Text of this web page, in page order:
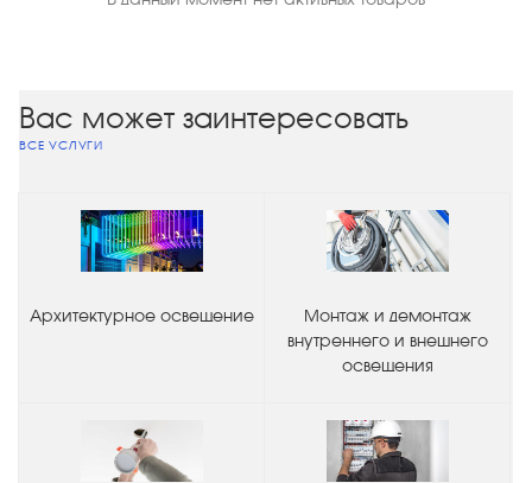
Вас может заинтересовать
ВСЕ УСЛУГИ
Архитектурное освещение
Монтаж и демонтаж
внутреннего и внешнего
освещения